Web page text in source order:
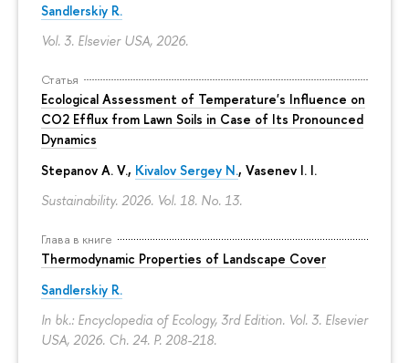
Sandlerskiy R.
Vol. 3. Elsevier USA, 2026.
Статья
Ecological Assessment of Temperature's Influence on
CO2 Efflux from Lawn Soils in Case of Its Pronounced
Dynamics
Stepanov A. V., Kivalov Sergey N., Vasenev I. I.
Sustainability. 2026. Vol. 18. No. 13.
Глава в книге
Thermodynamic Properties of Landscape Cover
Sandlerskiy R.
In bk.: Encyclopedia of Ecology, 3rd Edition. Vol. 3. Elsevier
USA, 2026. Ch. 24. P. 208-218.